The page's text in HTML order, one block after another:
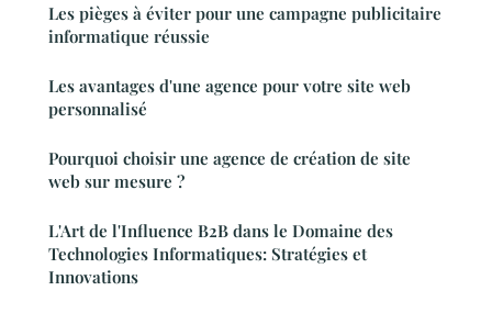
Les pièges à éviter pour une campagne publicitaire
informatique réussie
Les avantages d'une agence pour votre site web
personnalisé
Pourquoi choisir une agence de création de site
web sur mesure ?
L'Art de l'Influence B2B dans le Domaine des
Technologies Informatiques: Stratégies et
Innovations